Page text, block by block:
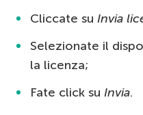
Cliccate su Invia
Selezionate il
la licenza;
Fate click su Invia.